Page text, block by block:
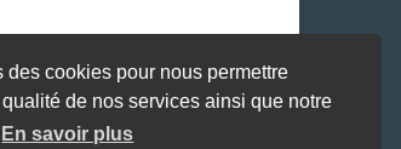
des cookies pour nous permettre
de nos services ainsi que notre
En savoir plus